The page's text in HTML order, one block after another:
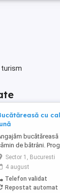
turism
cu
de bătrâni.
net 4000 de
mai multe
Sector 1, Bucuresti
4 august
Telefon validat
Repostat automat